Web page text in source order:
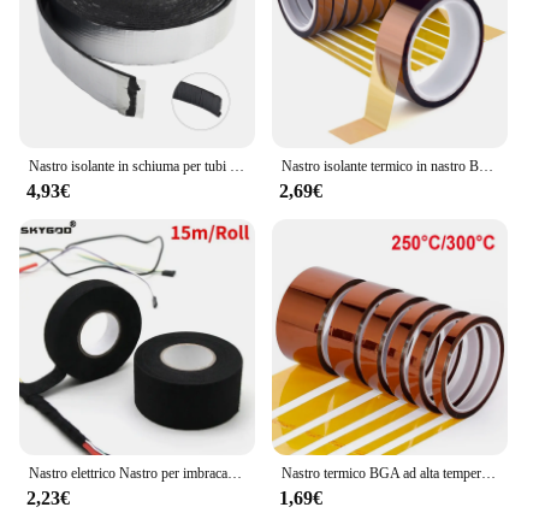
4,93€
Nastro isolante termico in nastro BGA termico ad alta temperatura in oro da 33 M nastro isolante adesivo in poliimmide per la protezione della scheda elettronica
2,69€
2,23€
Nastro termico BGA ad alta temperatura isolamento adesivo in poliimmide termico nastri in poliimmide resistenti al calore protezione della scheda di stampa 3D
1,69€